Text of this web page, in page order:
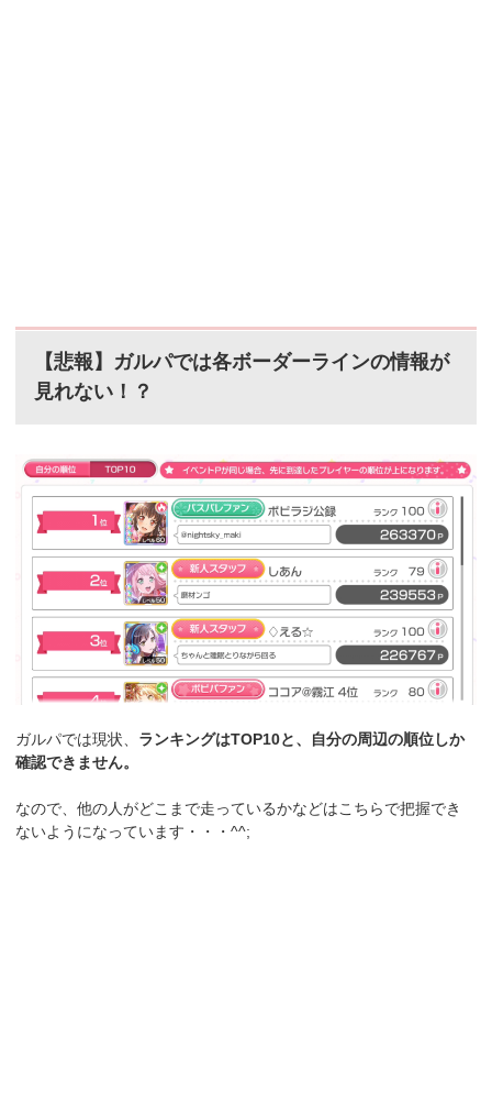
【悲報】ガルパでは各ボーダーラインの情報が
見れない！？
ガルパでは現状、 ランキングはTOP10と、自分の周辺の順位しか
確認できません。
なので、他の人がどこまで走っているかなどはこちらで把握でき
ないようになっています・・・^^;